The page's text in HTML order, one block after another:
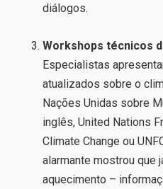
diálogos.
Workshops técnicos
Especialistas
atualizados sobre o
Nações Unidas sobre
inglês, United Nations
Climate Change ou
alarmante mostrou que
aquecimento –